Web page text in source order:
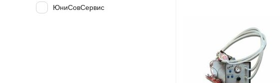
ЮниСовСервис